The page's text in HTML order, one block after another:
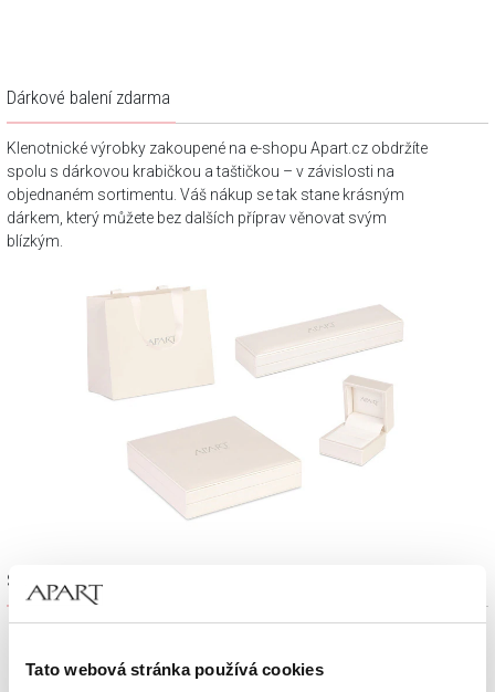
Tato webová stránka používá cookies
Dárkové balení zdarma
Klenotnické výrobky zakoupené na e-shopu Apart.cz obdržíte
spolu s dárkovou krabičkou a taštičkou – v závislosti na
objednaném sortimentu. Váš nákup se tak stane krásným
dárkem, který můžete bez dalších příprav věnovat svým
blízkým.
Sada výrobků